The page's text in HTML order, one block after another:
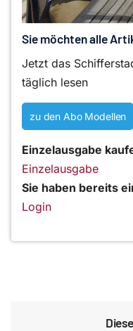
Sie möchten alle
Jetzt das
täglich lesen
zu den Abo Modellen
Einzelausgabe
Einzelausgabe
Sie haben bereits
Login